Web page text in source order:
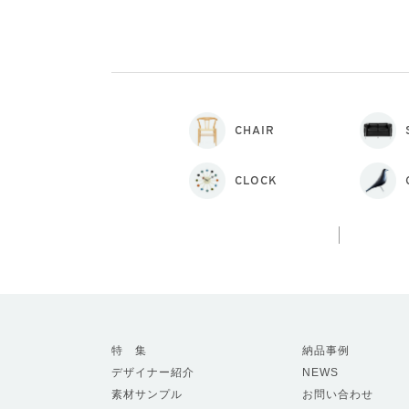
CHAIR
CLOCK
特 集
デザイナー紹介
素材サンプル
納品事例
NEWS
お問い合わせ